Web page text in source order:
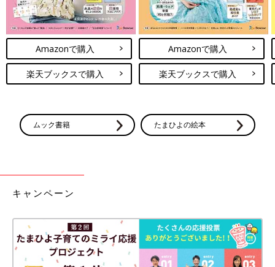
6カ月の娘さんを抱いた小須田さん。抱っこもトレーニングになるのかもしれませ
ん。（2024年4月撮影）
――最初は義足ではなく、松葉づえでの生活をしていたそうです
ね。
小須田 なかなか義足が自分の体にフィットしなかったので、数
年は松葉づえで生活をしていました。しかし、理学療法士さんか
ら義足で走るイベントがあることを聞き、参加してみたんです。
たので、義足で走ることができるということを知って、その楽し
さに目覚めてからは自分の体にフィットする義足を何度も作り直
――自分の体に合う義足を作ることも大変そうです。
小須田 義足を履く前に装着するシリコン製の靴下をいろいろと
Amazonで購入
楽天ブックスで購入
Amazonで購入
楽天ブックスで購入
ムック書籍 たまひよの絵本
キャンペーン